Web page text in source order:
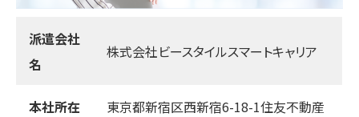
派遣会社
名
株式会社ビースタイルスマートキャリア
本社所在
東京都新宿区西新宿6-18-1住友不動産